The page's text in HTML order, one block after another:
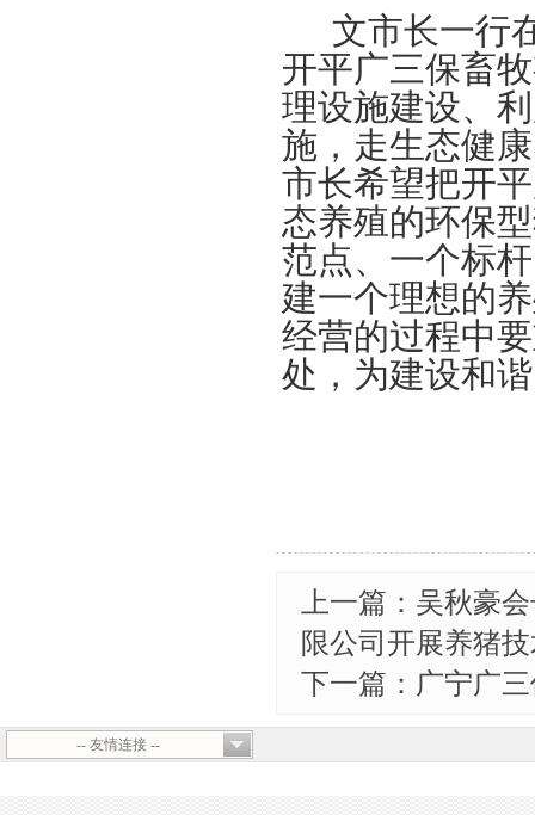
文市长一行
开平广三保畜
理设施建设、
施，走生态健
市长希望把开
态养殖的环保
范点、一个标
建一个理想的
经营的过程中
处，为建设和
上一篇：吴秋豪
限公司开展养猪
下一篇：广宁广
-- 友情连接 --